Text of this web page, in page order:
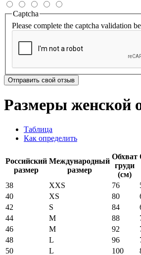
Captcha
Please complete the captcha validation
Отправить свой отзыв
Размеры женской
Таблица
Как определить
Российский
размер
Международный
размер
Обхват
груди
(см)
38
XXS 76
40
XS 80
42
S 84
44
M 88
46
M 92
48
L 96
50
L 100